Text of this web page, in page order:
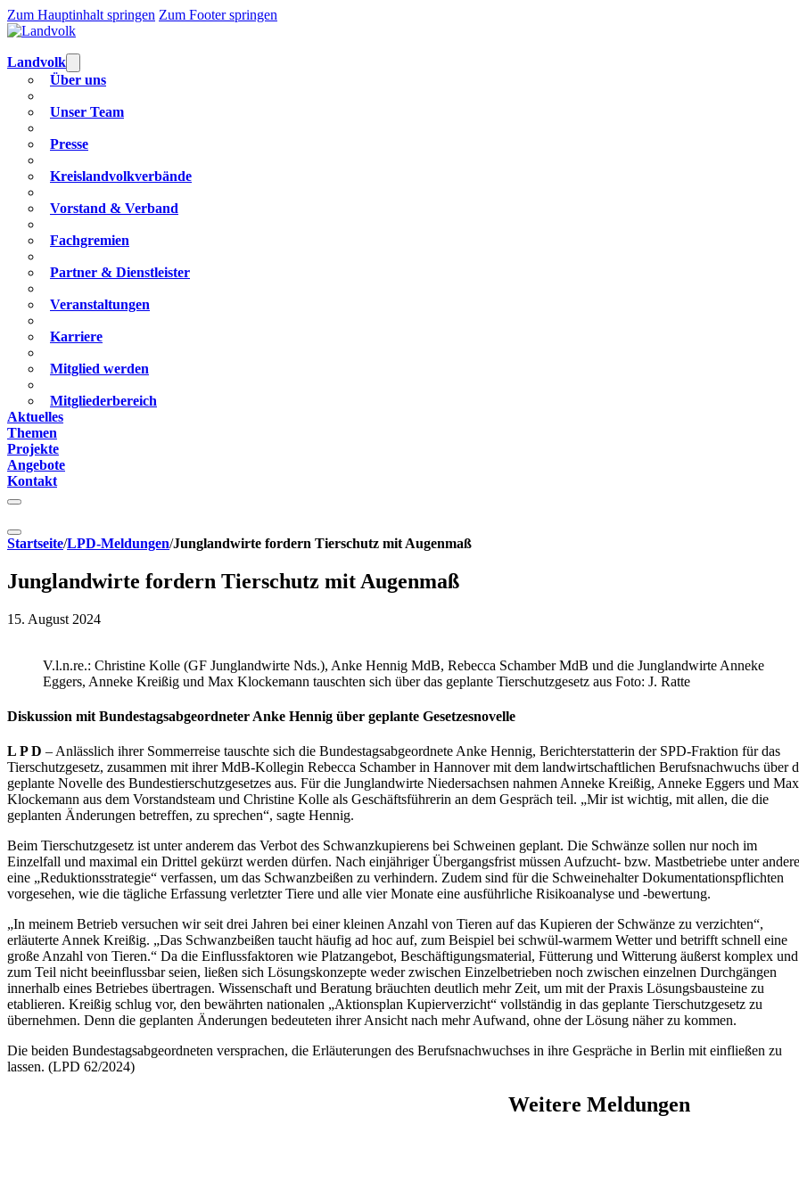
Zum Hauptinhalt springen Zum Footer springen
Landvolk
Über uns
Unser Team
Presse
Kreislandvolkverbände
Vorstand & Verband
Fachgremien
Partner & Dienstleister
Veranstaltungen
Karriere
Mitglied werden
Mitgliederbereich
Aktuelles
Themen
Projekte
Angebote
Kontakt
Startseite/LPD-Meldungen/Junglandwirte fordern Tierschutz mit Augenmaß
Junglandwirte fordern Tierschutz mit Augenmaß
15. August 2024
V.l.n.re.: Christine Kolle (GF Junglandwirte Nds.), Anke Hennig MdB, Rebecca Schamber MdB und die Junglandwirte Anneke
Eggers, Anneke Kreißig und Max Klockemann tauschten sich über das geplante Tierschutzgesetz aus Foto: J. Ratte
Diskussion mit Bundestagsabgeordneter Anke Hennig über geplante Gesetzesnovelle
L P D – Anlässlich ihrer Sommerreise tauschte sich die Bundestagsabgeordnete Anke Hennig, Berichterstatterin der SPD-Fraktion für das
Tierschutzgesetz, zusammen mit ihrer MdB-Kollegin Rebecca Schamber in Hannover mit dem landwirtschaftlichen Berufsnachwuchs über
geplante Novelle des Bundestierschutzgesetzes aus. Für die Junglandwirte Niedersachsen nahmen Anneke Kreißig, Anneke Eggers und Max
Klockemann aus dem Vorstandsteam und Christine Kolle als Geschäftsführerin an dem Gespräch teil. „Mir ist wichtig, mit allen, die die
geplanten Änderungen betreffen, zu sprechen“, sagte Hennig.
Beim Tierschutzgesetz ist unter anderem das Verbot des Schwanzkupierens bei Schweinen geplant. Die Schwänze sollen nur noch im
Einzelfall und maximal ein Drittel gekürzt werden dürfen. Nach einjähriger Übergangsfrist müssen Aufzucht- bzw. Mastbetriebe unter
eine „Reduktionsstrategie“ verfassen, um das Schwanzbeißen zu verhindern. Zudem sind für die Schweinehalter Dokumentationspflichten
vorgesehen, wie die tägliche Erfassung verletzter Tiere und alle vier Monate eine ausführliche Risikoanalyse und -bewertung.
„In meinem Betrieb versuchen wir seit drei Jahren bei einer kleinen Anzahl von Tieren auf das Kupieren der Schwänze zu verzichten“,
erläuterte Annek Kreißig. „Das Schwanzbeißen taucht häufig ad hoc auf, zum Beispiel bei schwül-warmem Wetter und betrifft schnell eine
große Anzahl von Tieren.“ Da die Einflussfaktoren wie Platzangebot, Beschäftigungsmaterial, Fütterung und Witterung äußerst komplex und
zum Teil nicht beeinflussbar seien, ließen sich Lösungskonzepte weder zwischen Einzelbetrieben noch zwischen einzelnen Durchgängen
innerhalb eines Betriebes übertragen. Wissenschaft und Beratung bräuchten deutlich mehr Zeit, um mit der Praxis Lösungsbausteine zu
etablieren. Kreißig schlug vor, den bewährten nationalen „Aktionsplan Kupierverzicht“ vollständig in das geplante Tierschutzgesetz zu
übernehmen. Denn die geplanten Änderungen bedeuteten ihrer Ansicht nach mehr Aufwand, ohne der Lösung näher zu kommen.
Die beiden Bundestagsabgeordneten versprachen, die Erläuterungen des Berufsnachwuchses in ihre Gespräche in Berlin mit einfließen zu
lassen. (LPD 62/2024)
Weitere Meldungen